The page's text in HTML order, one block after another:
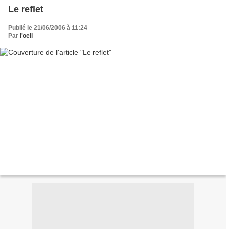
Le reflet
Publié le 21/06/2006 à 11:24
Par l'oeil